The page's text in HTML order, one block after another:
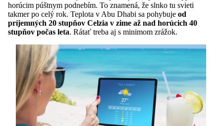
horúcim púštnym podnebím. To znamená, že slnko tu svieti
takmer po celý rok. Teplota v Abu Dhabi sa pohybuje od
príjemných 20 stupňov Celzia v zime až nad horúcich 40
stupňov počas leta. Rátať treba aj s minimom zrážok.